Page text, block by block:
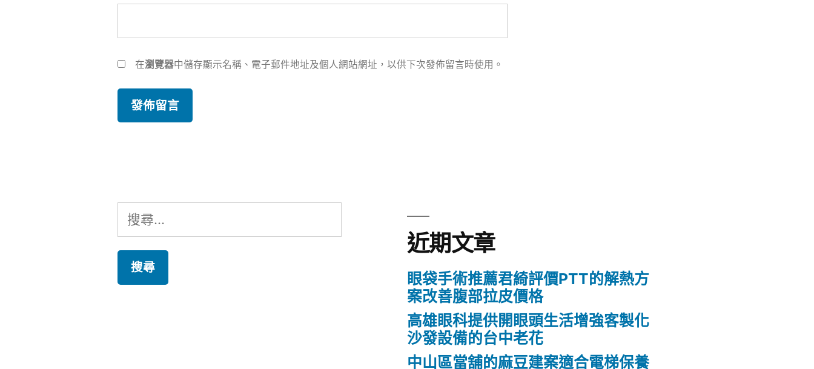
在瀏覽器中儲存顯示名稱、電子郵件地址及個人網站網址，以供下次發佈留言時使用。
搜
尋
鍵
近期文章
眼袋手術推薦君綺評價PTT的解熱方
案改善腹部拉皮價格
高雄眼科提供開眼頭生活增強客製化
沙發設備的台中老花
中山區當舖的麻豆建案適合電梯保養